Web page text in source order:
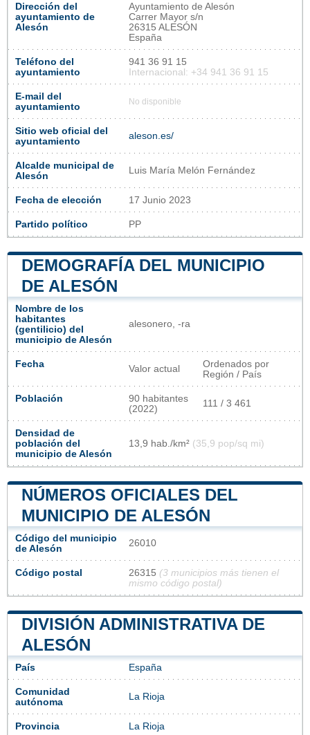
Dirección del
ayuntamiento de
Alesón
Ayuntamiento de Alesón
Carrer Mayor s/n
26315 ALESÓN
España
Teléfono del
ayuntamiento
941 36 91 15
Internacional: +34 941 36 91 15
E-mail del
ayuntamiento
No disponible
Sitio web oficial del
ayuntamiento
aleson.es/
Alcalde municipal de
Alesón
Luis María Melón Fernández
Fecha de elección 17 Junio 2023
Partido político PP
DEMOGRAFÍA DEL MUNICIPIO
DE ALESÓN
Nombre de los
habitantes
(gentilicio) del
municipio de Alesón
alesonero, -ra
Fecha Valor actual
Ordenados por
Región / País
Población
90 habitantes
(2022)
111 / 3 461
Densidad de
población del
municipio de Alesón
13,9 hab./km² (35,9 pop/sq mi)
NÚMEROS OFICIALES DEL
MUNICIPIO DE ALESÓN
Código del municipio
de Alesón
26010
Código postal 26315 (3 municipios más tienen el
mismo código postal)
DIVISIÓN ADMINISTRATIVA DE
ALESÓN
País España
Comunidad
autónoma
La Rioja
Provincia La Rioja